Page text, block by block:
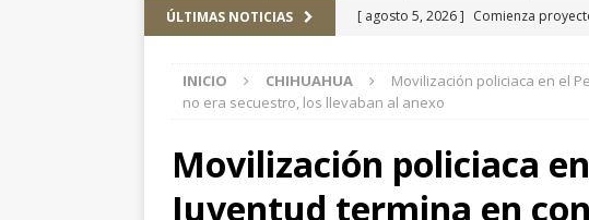
ÚLTIMAS NOTICIAS [ agosto 5, 2026 ] Comienza
[ agosto 5, 2026 ] Asegura AEI
[ agosto 6, 2026 ] Recupera AEI
CUAUHTÉMOC
INICIO CHIHUAHUA
Movilización policiaca en el
no era secuestro, los llevaban al anexo
Movilización policiaca
Juventud termina en